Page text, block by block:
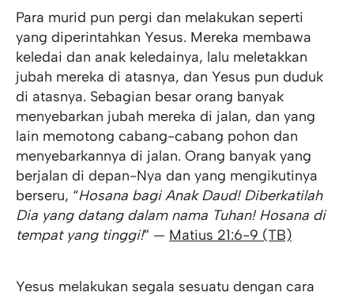
Para murid pun pergi dan melakukan seperti
yang diperintahkan Yesus. Mereka membawa
keledai dan anak keledainya, lalu meletakkan
jubah mereka di atasnya, dan Yesus pun duduk
di atasnya. Sebagian besar orang banyak
menyebarkan jubah mereka di jalan, dan yang
lain memotong cabang-cabang pohon dan
menyebarkannya di jalan. Orang banyak yang
berjalan di depan-Nya dan yang mengikutinya
berseru, “Hosana bagi Anak Daud! Diberkatilah
Dia yang datang dalam nama Tuhan! Hosana di
tempat yang tinggi!” — Matius 21:6-9 (TB)
Yesus melakukan segala sesuatu dengan cara